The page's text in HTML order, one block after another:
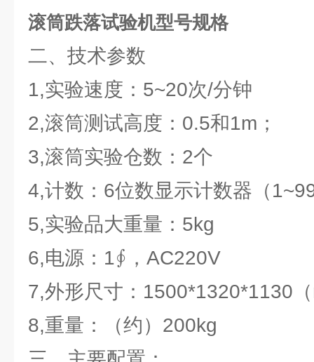
滚筒跌落试验机型号规格
二、技术参数
1,实验速度：5~20次/分钟
2,滚筒测试高度：0.5和1m；
3,滚筒实验仓数：2个
4,计数：6位数显示计数器（
5,实验品大重量：5kg
6,电源：1∮，AC220V
7,外形尺寸：1500*1320*1130
8,重量：（约）200kg